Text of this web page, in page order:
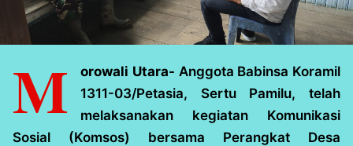
M orowali Utara- Anggota Babinsa Koramil
1311-03/Petasia, Sertu Pamilu, telah
melaksanakan kegiatan Komunikasi
Sosial (Komsos) bersama Perangkat Desa